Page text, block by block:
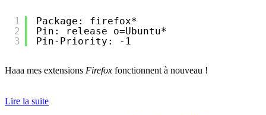
1
2
3
Package: firefox*
Pin: release o=Ubuntu*
Pin-Priority: -1
Haaa mes extensions Firefox fonctionnent à nouveau !
Lire la suite